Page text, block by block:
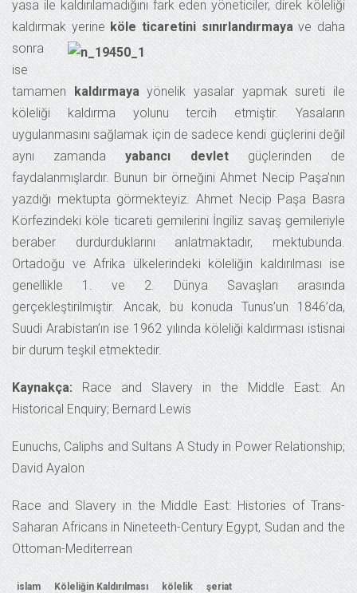
yasa ile kaldırılamadığını fark eden yöneticiler, direk köleliği
kaldırmak yerine köle ticaretini sınırlandırmayave daha
sonra
ise
tamamen kaldırmayayönelik yasalar yapmak sureti ile
köleliği kaldırma yolunu tercih etmiştir. Yasaların
uygulanmasını sağlamak için de sadece kendi güçlerini değil
aynı zamandayabancı devletgüçlerinden de
faydalanmışlardır. Bunun bir örneğini Ahmet Necip Paşa’nın
yazdığı mektupta görmekteyiz. Ahmet Necip Paşa Basra
Körfezindeki köle ticareti gemilerini İngiliz savaş gemileriyle
beraber durdurduklarını anlatmaktadır, mektubunda.
Ortadoğu ve Afrika ülkelerindeki köleliğin kaldırılması ise
genellikle 1. ve 2. Dünya Savaşları arasında
gerçekleştirilmiştir. Ancak, bu konuda Tunus’un 1846’da,
Suudi Arabistan’ın ise 1962 yılında köleliği kaldırması istisnai
bir durum teşkil etmektedir.
Kaynakça: Race and Slavery in the Middle East: An
Historical Enquiry; Bernard Lewis
Eunuchs, Caliphs and Sultans A Study in Power Relationship;
David Ayalon
Race and Slavery in the Middle East: Histories of Trans-
Saharan Africans in Nineteeth-Century Egypt, Sudan and the
Ottoman-Mediterrean
islam Köleliğin Kaldırılması kölelik şeriat